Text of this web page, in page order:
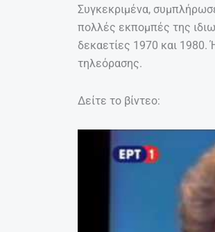
Συγκεκριμένα,
πολλές εκπομπές της
δεκαετίες 1970 και 1980.
τηλεόρασης.
Δείτε το βίντεο: